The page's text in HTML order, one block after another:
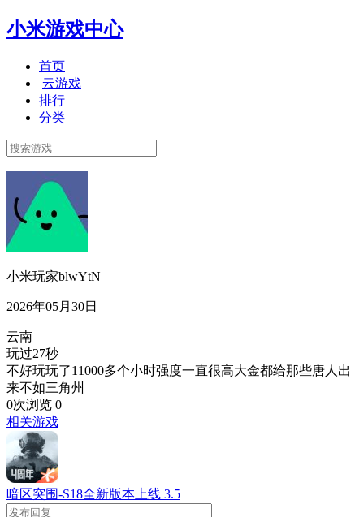
小米游戏中心
首页
云游戏
排行
分类
小米玩家blwYtN
2026年05月30日
云南
玩过27秒
不好玩玩了11000多个小时强度一直很高大金都给那些唐人出
来不如三角州
0次浏览 0
相关游戏
暗区突围-S18全新版本上线 3.5